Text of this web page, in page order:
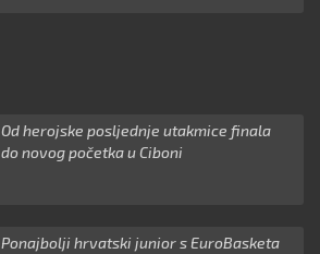
Od herojske posljednje utakmice finala
do novog početka u Ciboni
Ponajbolji hrvatski junior s EuroBasketa